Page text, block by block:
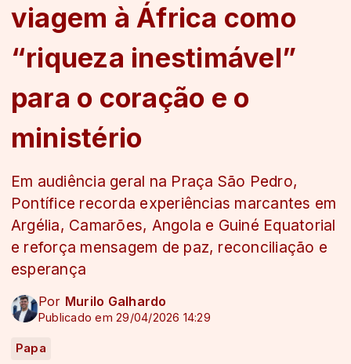
viagem à África como
“riqueza inestimável”
para o coração e o
ministério
Em audiência geral na Praça São Pedro,
Pontífice recorda experiências marcantes em
Argélia, Camarões, Angola e Guiné Equatorial
e reforça mensagem de paz, reconciliação e
esperança
Por Murilo Galhardo
Publicado em 29/04/2026 14:29
Papa